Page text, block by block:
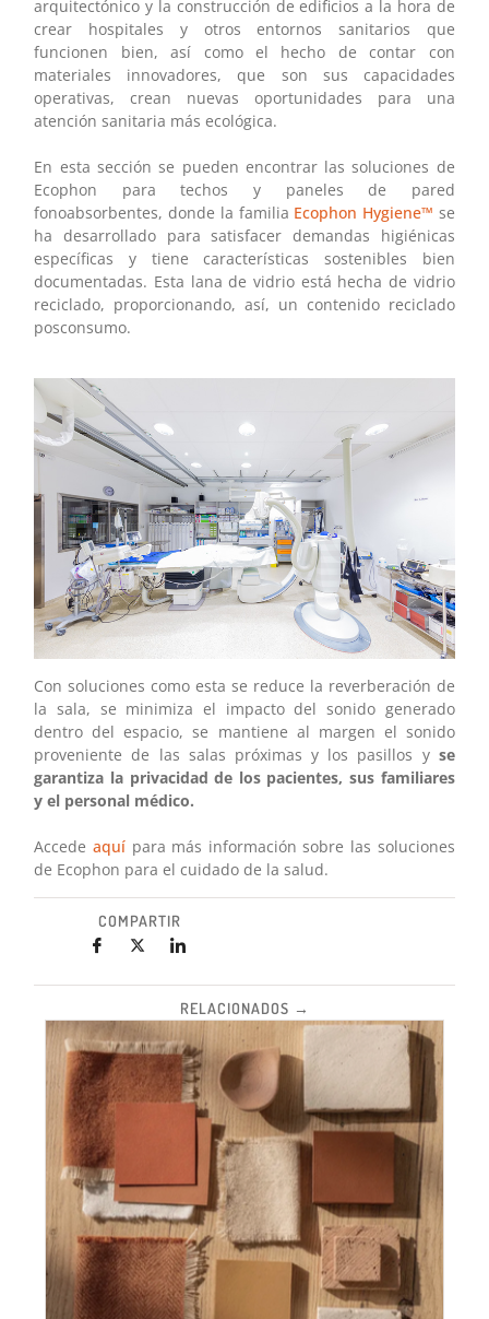
arquitectónico y la construcción de edificios a la hora de
crear hospitales y otros entornos sanitarios que
funcionen bien, así como el hecho de contar con
materiales innovadores, que son sus capacidades
operativas, crean nuevas oportunidades para una
atención sanitaria más ecológica.
En esta sección se pueden encontrar las soluciones de
Ecophon para techos y paneles de pared
fonoabsorbentes, donde la familia Ecophon Hygiene™ se
ha desarrollado para satisfacer demandas higiénicas
específicas y tiene características sostenibles bien
documentadas. Esta lana de vidrio está hecha de vidrio
reciclado, proporcionando, así, un contenido reciclado
posconsumo.
Con soluciones como esta se reduce la reverberación de
la sala, se minimiza el impacto del sonido generado
dentro del espacio, se mantiene al margen el sonido
proveniente de las salas próximas y los pasillos y se
garantiza la privacidad de los pacientes, sus familiares
y el personal médico.
Accede aquí para más información sobre las soluciones
de Ecophon para el cuidado de la salud.
COMPARTIR
RELACIONADOS →